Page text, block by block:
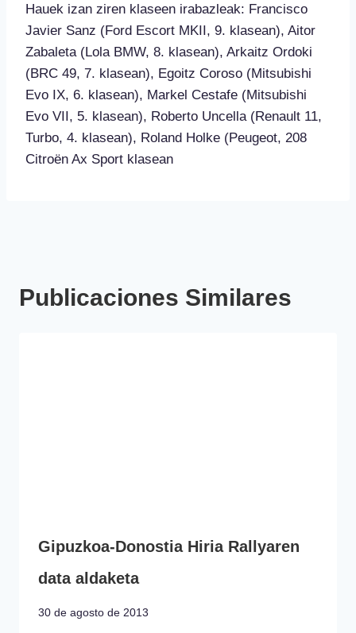
Hauek izan ziren klaseen irabazleak: Francisco
Javier Sanz (Ford Escort MKII, 9. klasean), Aitor
Zabaleta (Lola BMW, 8. klasean), Arkaitz Ordoki
(BRC 49, 7. klasean), Egoitz Coroso (Mitsubishi
Evo IX, 6. klasean), Markel Cestafe (Mitsubishi
Evo VII, 5. klasean), Roberto Uncella (Renault 11,
Turbo, 4. klasean), Roland Holke (Peugeot, 208
Citroën Ax Sport klasean
Publicaciones Similares
Gipuzkoa-Donostia Hiria Rallyaren
data aldaketa
30 de agosto de 2013